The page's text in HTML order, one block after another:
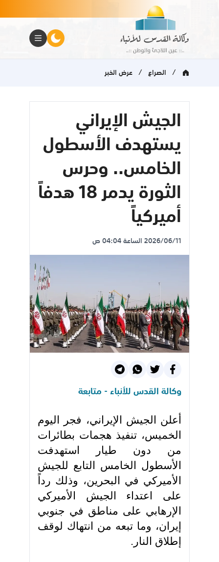
/ الصراع / عرض الخبر
الجيش الإيراني
يستهدف الأسطول
الخامس.. وحرس
الثورة يدمر 18 هدفاً
أميركياً
2026/06/11 الساعة 04:04 ص
وكالة القدس للأنباء - متابعة
أعلن الجيش الإيراني، فجر اليوم
الخميس، تنفيذ هجمات بطائرات
من دون طيار استهدفت
الأسطول الخامس التابع للجيش
الأميركي في البحرين، وذلك رداً
على اعتداء الجيش الأميركي
الإرهابي على مناطق في جنوبي
إيران، وما تبعه من انتهاك لوقف
إطلاق النار.